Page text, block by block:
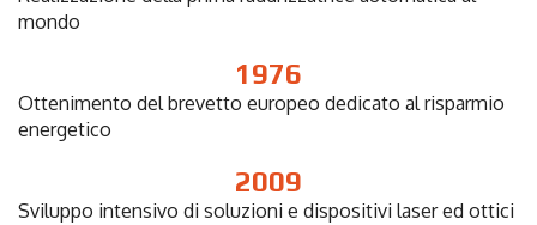
mondo
1976
Ottenimento del brevetto europeo dedicato al risparmio
energetico
2009
Sviluppo intensivo di soluzioni e dispositivi laser ed ottici